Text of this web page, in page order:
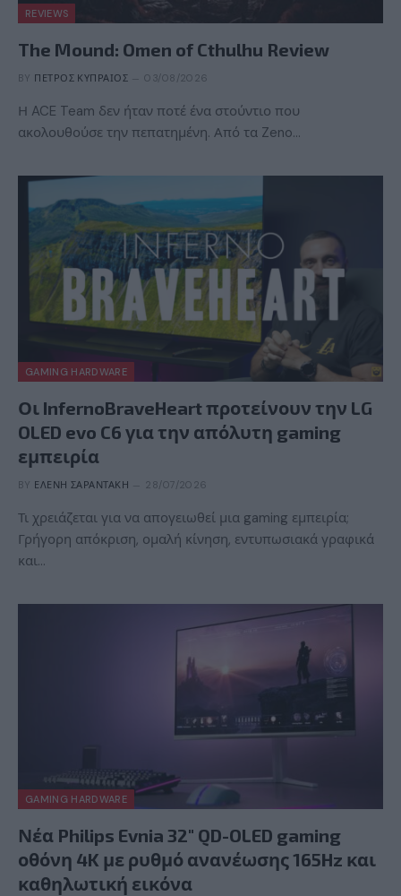
REVIEWS
The Mound: Omen of Cthulhu Review
BY ΠΈΤΡΟΣ ΚΥΠΡΑΊΟΣ 03/08/2026
Η ACE Team δεν ήταν ποτέ ένα στούντιο που
ακολουθούσε την πεπατημένη. Από τα Zeno…
GAMING HARDWARE
Οι InfernoBraveHeart προτείνουν την LG
OLED evo C6 για την απόλυτη gaming
εμπειρία
BY ΕΛΈΝΗ ΣΑΡΑΝΤΆΚΗ 28/07/2026
Τι χρειάζεται για να απογειωθεί μια gaming εμπειρία;
Γρήγορη απόκριση, ομαλή κίνηση, εντυπωσιακά γραφικά
και…
GAMING HARDWARE
Νέα Philips Evnia 32″ QD-OLED gaming
οθόνη 4K με ρυθμό ανανέωσης 165Hz και
καθηλωτική εικόνα